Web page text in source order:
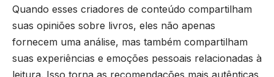
Quando esses criadores de conteúdo compartilham
suas opiniões sobre livros, eles não apenas
fornecem uma análise, mas também compartilham
suas experiências e emoções pessoais relacionadas à